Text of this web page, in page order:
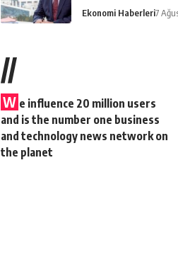
Ekonomi Haberleri7
//
W e influence 20 million users
and is the number one business
and technology news network on
the planet